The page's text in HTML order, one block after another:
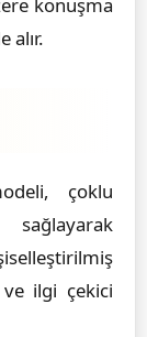
alır.
çoklu
ilgi çekici